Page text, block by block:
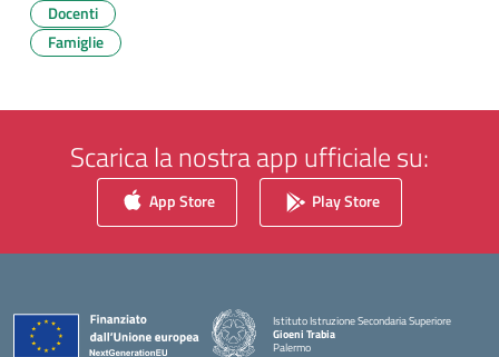
Docenti
Famiglie
Scarica la nostra app ufficiale su:
App Store Play Store
Istituto Istruzione Secondaria Superiore
Gioeni Trabia
Palermo